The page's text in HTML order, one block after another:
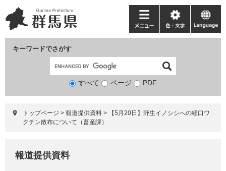
ー
ジ
ニ
ュ
て
キーワードでさがす
検
象
すべて ページ PDF
メ
ニ
ー
色・
文
language
トップページ > 報道提供資料 >
【5月20日】野生イノシシへの経口ワ
クチン散布について（畜産課）
報道提供資料